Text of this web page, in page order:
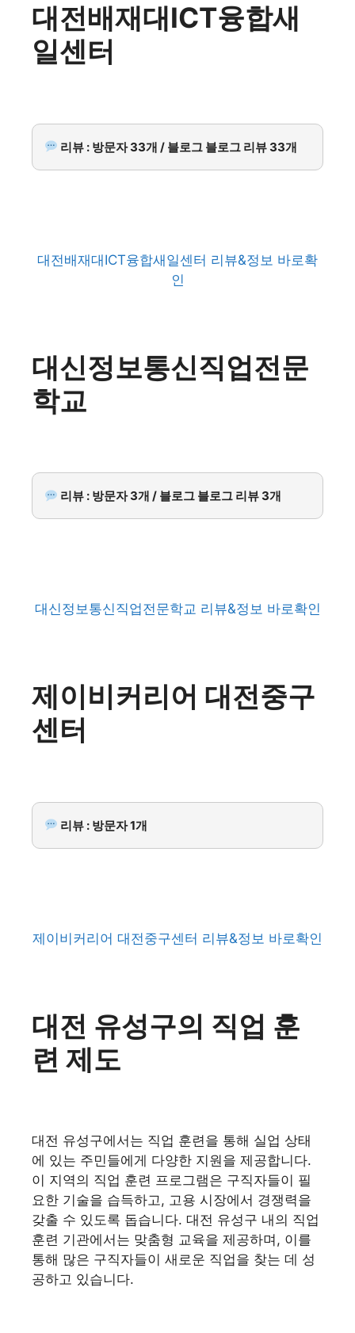
대전배재대ICT융합새
일센터
리뷰 : 방문자 33개 / 블로그 블로그 리뷰 33개
대전배재대ICT융합새일센터 리뷰&정보 바로확
인
대신정보통신직업전문
학교
리뷰 : 방문자 3개 / 블로그 블로그 리뷰 3개
대신정보통신직업전문학교 리뷰&정보 바로확인
제이비커리어 대전중구
센터
리뷰 : 방문자 1개
제이비커리어 대전중구센터 리뷰&정보 바로확인
대전 유성구의 직업 훈
련 제도
대전 유성구에서는 직업 훈련을 통해 실업 상태
에 있는 주민들에게 다양한 지원을 제공합니다.
이 지역의 직업 훈련 프로그램은 구직자들이 필
요한 기술을 습득하고, 고용 시장에서 경쟁력을
갖출 수 있도록 돕습니다. 대전 유성구 내의 직업
훈련 기관에서는 맞춤형 교육을 제공하며, 이를
통해 많은 구직자들이 새로운 직업을 찾는 데 성
공하고 있습니다.